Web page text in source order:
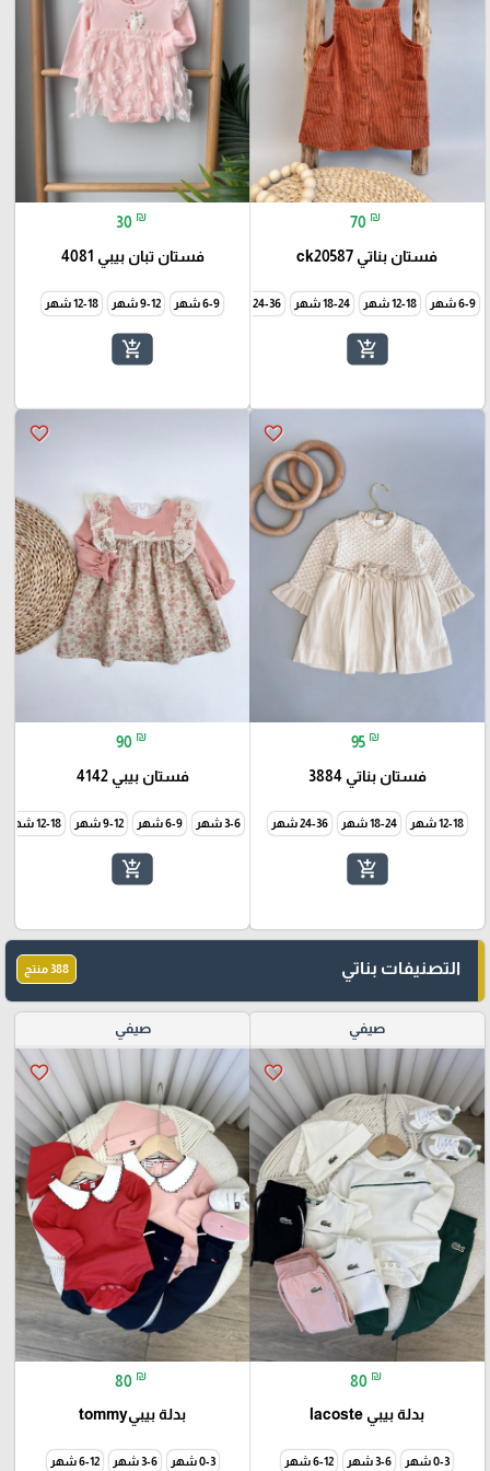
70 ₪
فستان بناتي ck20587
6-9 شهر 12-18 شهر 18-24 شهر 24-36 شهر
add_shopping_cart
30 ₪
فستان تبان بيبي 4081
6-9 شهر 9-12 شهر 12-18 شهر
add_shopping_cart
favorite_border
95 ₪
فستان بناتي 3884
12-18 شهر 18-24 شهر 24-36 شهر
add_shopping_cart
favorite_border
90 ₪
فستان بيبي 4142
3-6 شهر 6-9 شهر 9-12 شهر 12-18 شهر
add_shopping_cart
التصنيفات بناتي 388 منتج
صيفي
favorite_border
80 ₪
بدلة بيبي lacoste
0-3 شهر 3-6 شهر 6-12 شهر
صيفي
favorite_border
80 ₪
بدلة بيبيtommy
0-3 شهر 3-6 شهر 6-12 شهر